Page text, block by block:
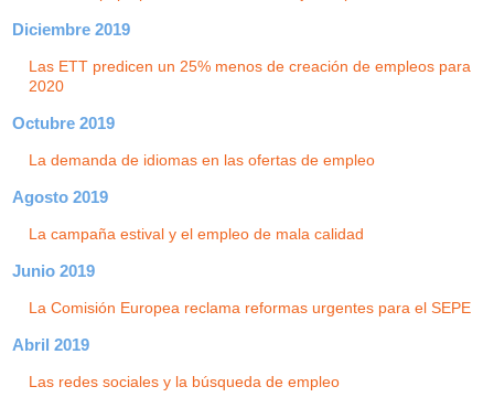
Diciembre 2019
Las ETT predicen un 25% menos de creación de empleos para
2020
Octubre 2019
La demanda de idiomas en las ofertas de empleo
Agosto 2019
La campaña estival y el empleo de mala calidad
Junio 2019
La Comisión Europea reclama reformas urgentes para el SEPE
Abril 2019
Las redes sociales y la búsqueda de empleo